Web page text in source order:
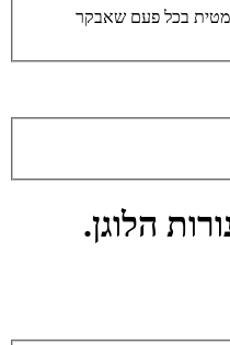
בכל פעם שאבקר
הלוגן.